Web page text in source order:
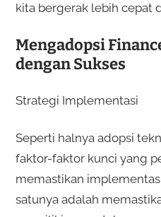
kita bergerak lebih cepat
Mengadopsi
dengan Sukses
Strategi Implementasi
Seperti halnya adopsi
faktor-faktor kunci yang
memastikan
satunya adalah